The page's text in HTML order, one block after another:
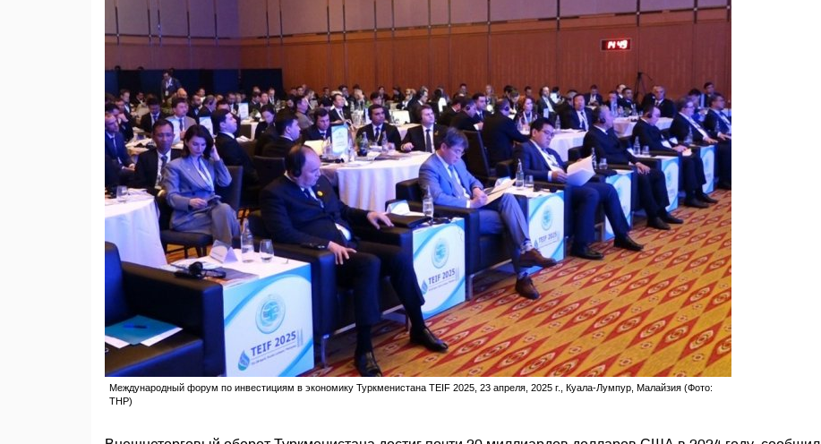
Международный форум по инвестициям в экономику Туркменистана TEIF 2025, 23 апреля, 2025 г., Куала-Лумпур, Малайзия (Фото:
THP)